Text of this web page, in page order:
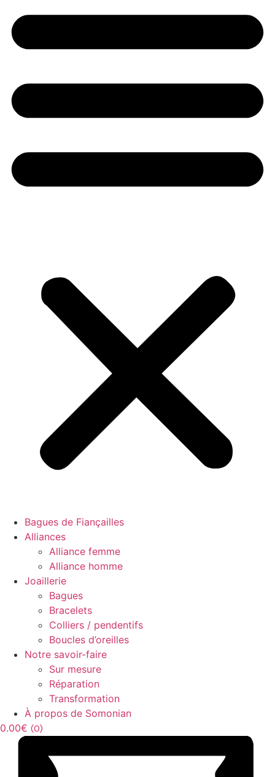
Bagues de Fiançailles
Alliances
Alliance femme
Alliance homme
Joaillerie
Bagues
Bracelets
Colliers / pendentifs
Boucles d’oreilles
Notre savoir-faire
Sur mesure
Réparation
Transformation
À propos de Somonian
0.00€ 0